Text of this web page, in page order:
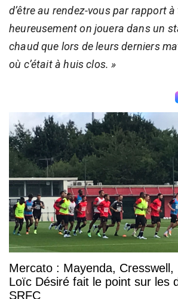
d’être au rendez-vous par rapport
heureusement on jouera dans un
chaud que lors de leurs derniers
où c’était à huis clos. »
Mercato : Mayenda, Cresswell,
Loïc Désiré fait le point sur les
SRFC